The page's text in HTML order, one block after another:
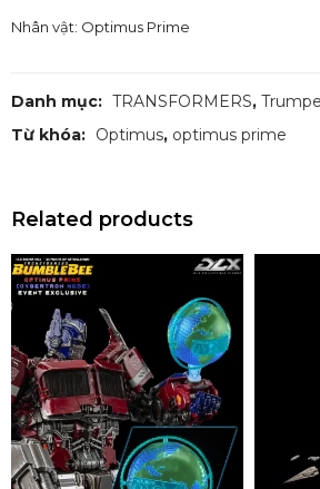
Nhân vật: Optimus Prime
Danh mục: TRANSFORMERS,
Từ khóa: Optimus, optimus prime
Related products